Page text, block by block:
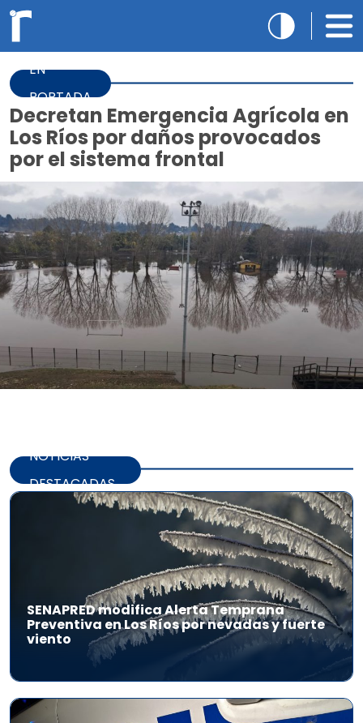
EN
PORTADA
Decretan Emergencia Agrícola en
Los Ríos por daños provocados
por el sistema frontal
NOTICIAS
DESTACADAS
SENAPRED modifica Alerta Temprana
Preventiva en Los Ríos por nevadas y fuerte
viento